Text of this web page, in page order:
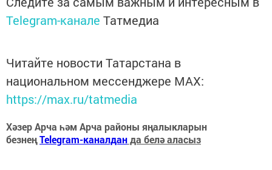
Telegram-канале Татмедиа
Читайте новости Татарстана в
национальном мессенджере MАХ:
https://max.ru/tatmedia
Хәзер Арча һәм Арча районы яңалыкларын
безнеңTelegram-каналданда белә аласыз